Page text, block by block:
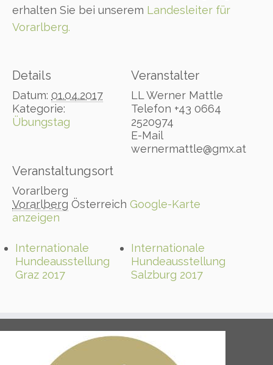
erhalten Sie bei unserem Landesleiter für
Vorarlberg.
Details
Datum: 01.04.2017
Kategorie:
Übungstag
Veranstaltungsort
Vorarlberg
Vorarlberg Österreich Google-Karte
anzeigen
Veranstalter
LL Werner Mattle
Telefon +43 0664
2520974
E-Mail
wernermattle@gmx.at
Internationale
Hundeausstellung
Graz 2017
Internationale
Hundeausstellung
Salzburg 2017